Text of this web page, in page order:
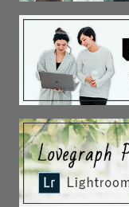
ビールが大好きで
クラフトビールに
🏷 撮影ジャンル
カップル、フレン